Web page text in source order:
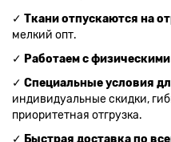
✓ Ткани отпускаются на
мелкий опт.
✓ Работаем с
✓ Специальные условия
индивидуальные скидки,
приоритетная отгрузка.
✓ Быстрая доставка по